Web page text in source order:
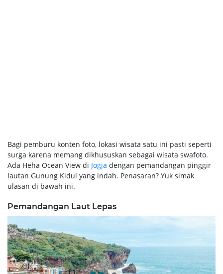
Bagi pemburu konten foto, lokasi wisata satu ini pasti seperti
surga karena memang dikhususkan sebagai wisata swafoto.
Ada Heha Ocean View di Jogja dengan pemandangan pinggir
lautan Gunung Kidul yang indah. Penasaran? Yuk simak
ulasan di bawah ini.
Pemandangan Laut Lepas